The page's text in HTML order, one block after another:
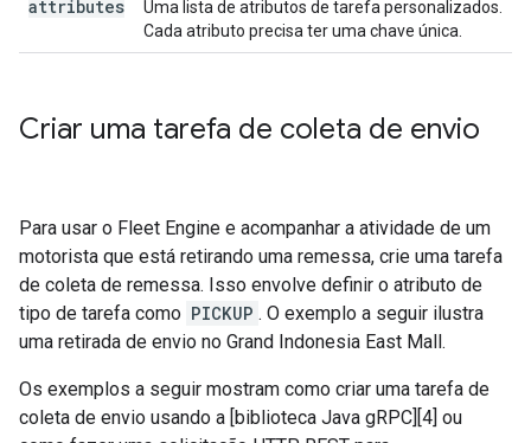
attributes
Uma lista de atributos de tarefa personalizados.
Cada atributo precisa ter uma chave única.
Criar uma tarefa de coleta de envio
Para usar o Fleet Engine e acompanhar a atividade de um
motorista que está retirando uma remessa, crie uma tarefa
de coleta de remessa. Isso envolve definir o atributo de
tipo de tarefa como PICKUP . O exemplo a seguir ilustra
uma retirada de envio no Grand Indonesia East Mall.
Os exemplos a seguir mostram como criar uma tarefa de
coleta de envio usando a [biblioteca Java gRPC][4] ou